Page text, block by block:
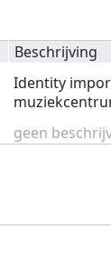
Beschrijving
Identity
geen